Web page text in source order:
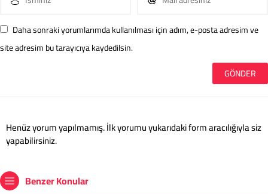
Daha sonraki yorumlarımda kullanılması için adım, e-posta adresim ve
site adresim bu tarayıcıya kaydedilsin.
Henüz yorum yapılmamış. İlk yorumu yukarıdaki form aracılığıyla siz
yapabilirsiniz.
Benzer Konular